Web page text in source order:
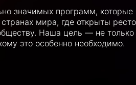
значимых программ, которые
мира, где открыты
Наша цель — не только
это особенно необходимо.